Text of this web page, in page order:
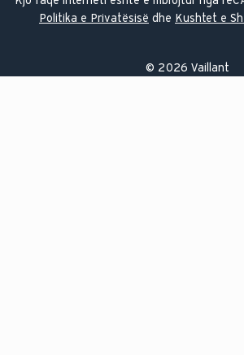
Politika e Privatësisë dhe Kushtet e
© 2026 Vaillant